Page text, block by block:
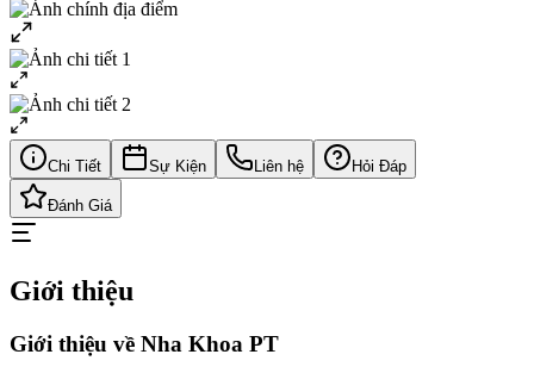
Chi Tiết Sự Kiện Liên hệ Hỏi Đáp
Đánh Giá
Giới thiệu
Giới thiệu về Nha Khoa PT